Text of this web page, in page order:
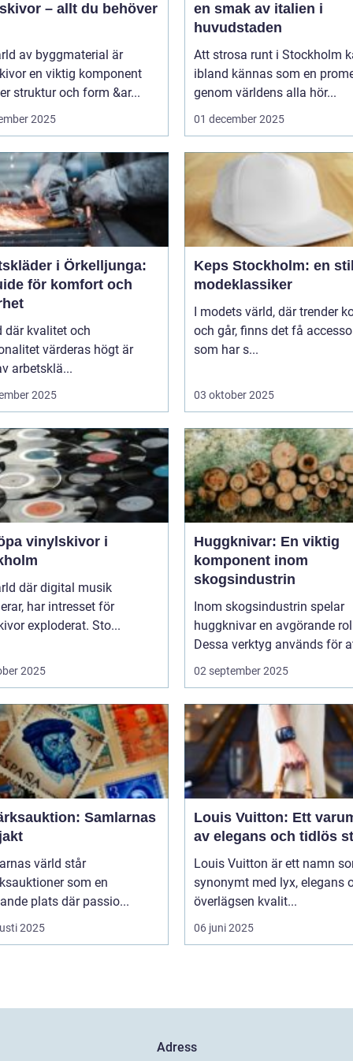
– allt du behöver
av byggmaterial är
en viktig komponent
struktur och form &ar...
2025
en smak av italien i
huvudstaden
Att strosa runt i Stockholm
ibland kännas som en
genom världens alla hör...
01 december 2025
i Örkelljunga:
för komfort och
där kvalitet och
värderas högt är
arbetsklä...
2025
Keps Stockholm: en
modeklassiker
I modets värld, där trender
och går, finns det få
som har s...
03 oktober 2025
vinylskivor i
där digital musik
har intresset för
exploderat. Sto...
2025
Huggknivar: En viktig
komponent inom
skogsindustrin
Inom skogsindustrin spelar
huggknivar en avgörande
Dessa verktyg används för
02 september 2025
Samlarnas
värld står
som en
plats där passio...
2025
Louis Vuitton: Ett
av elegans och tidlös
Louis Vuitton är ett namn
synonymt med lyx, elegans
överlägsen kvalit...
06 juni 2025
Adress